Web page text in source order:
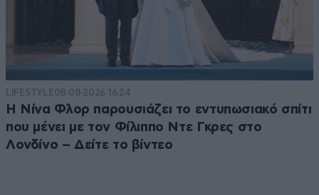
LIFESTYLE08·08·2026 16:24
Η Νίνα Φλορ παρουσιάζει το εντυπωσιακό σπίτι
που μένει με τον Φίλιππο Ντε Γκρες στο
Λονδίνο – Δείτε το βίντεο